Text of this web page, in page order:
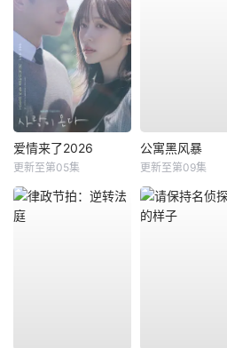
爱情来了2026
更新至第05集
公寓黑风暴
更新至第09集